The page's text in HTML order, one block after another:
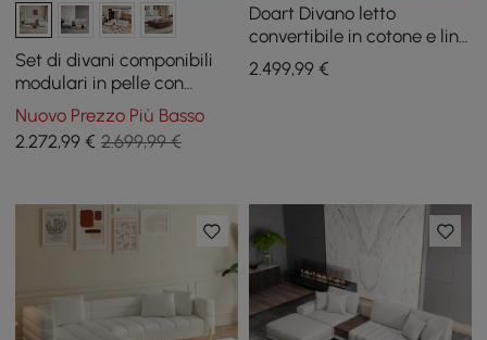
Set di divani componibili
modulari in pelle con
tavolino da caffè in noce
Nuovo Prezzo Più Basso
2.272,99 € 2.699,99 €
Doart Divano letto
convertibile in cotone e lino
108,3 pollici modulare ad
angolo a forma di L a 4
2.499,99€